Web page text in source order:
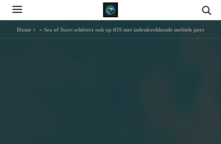
Home » Sea of Stars schittert ook op iOS met indrukwekkende mobiele port